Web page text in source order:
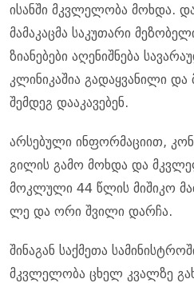
ისან­ში მკვლე­ლო­ბა მოხ­და.
მა­მა­კაც­მა სა­კუ­თა­რი
ზი­ა­ნე­ბე­ბი აღე­ნიშ­ნე­ბა
კლი­ნი­კა­შია გა­დაყ­ვა­ნი­ლი და
შემ­დეგ და­ა­კა­ვე­ბენ.
არ­სე­ბუ­ლი ინ­ფორ­მა­ცი­ით,
გი­ლის გამო მოხ­და და
მოკ­ლუ­ლი 44 წლის მი­ში­კო
ლე და ორი შვი­ლი დარ­ჩა.
ში­ნა­გან საქ­მე­თა
მკვლე­ლო­ბა ცხელ კვალ­ზე